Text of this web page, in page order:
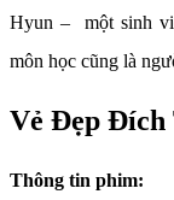
Hyun – một sinh
môn học cũng là
Vẻ Đẹp Đích
Thông tin phim: